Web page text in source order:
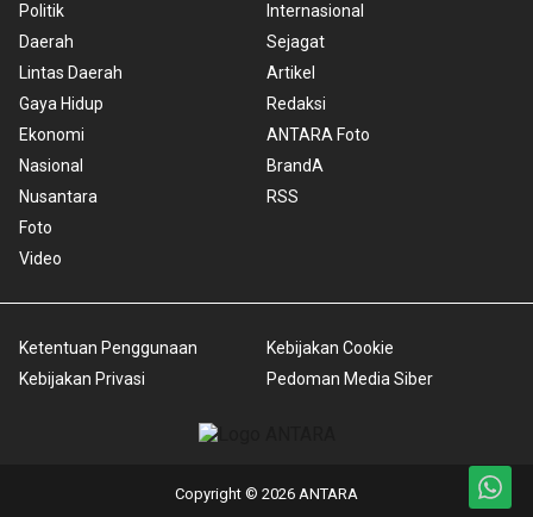
Politik
Daerah
Lintas Daerah
Gaya Hidup
Ekonomi
Nasional
Nusantara
Foto
Video
Internasional
Sejagat
Artikel
Redaksi
ANTARA Foto
BrandA
RSS
Ketentuan Penggunaan
Kebijakan Privasi
Kebijakan Cookie
Pedoman Media Siber
Copyright © 2026 ANTARA